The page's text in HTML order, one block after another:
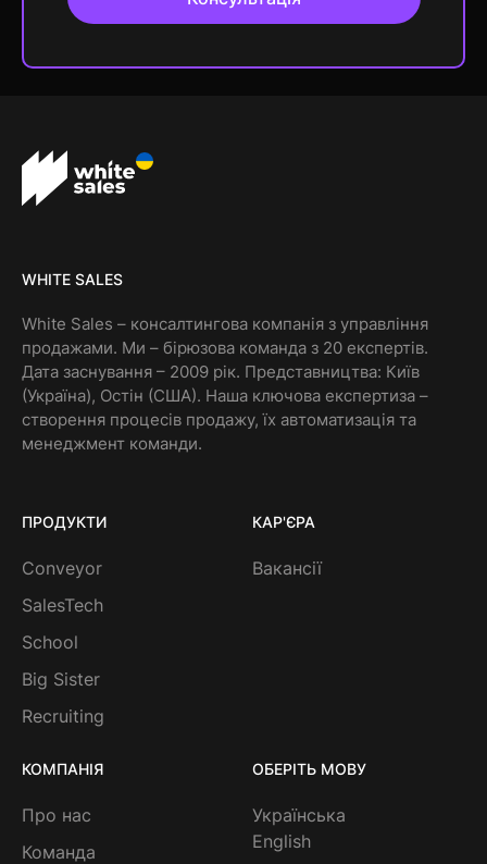
WHITE SALES
White Sales – консалтингова компанія з управління
продажами. Ми – бірюзова команда з 20 експертів.
Дата заснування – 2009 рік. Представництва: Київ
(Україна), Остін (США). Наша ключова експертиза –
створення процесів продажу, їх автоматизація та
менеджмент команди.
ПРОДУКТИ
Conveyor
SalesTech
School
Big Sister
Recruiting
КАР'ЄРА
Вакансії
КОМПАНІЯ
Про нас
Команда
ОБЕРІТЬ МОВУ
Українська
English